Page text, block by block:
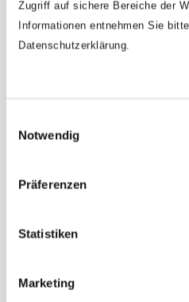
Zugriff auf sichere Bereiche der
Informationen entnehmen Sie
Datenschutzerklärung.
Notwendig
Präferenzen
Statistiken
Marketing
Ausgleich ∙